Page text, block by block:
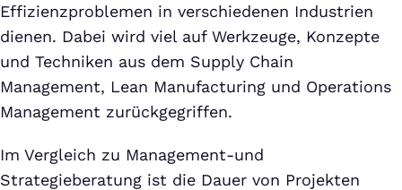
Effizienzproblemen in verschiedenen Industrien
dienen. Dabei wird viel auf Werkzeuge, Konzepte
und Techniken aus dem Supply Chain
Management, Lean Manufacturing und Operations
Management zurückgegriffen.
Im Vergleich zu Management-und
Strategieberatung ist die Dauer von Projekten